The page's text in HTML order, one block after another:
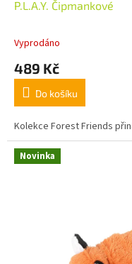
P.L.A.Y. Čipmankové
Vyprodáno
489 Kč
Do košíku
Kolekce Forest Friends
Novinka